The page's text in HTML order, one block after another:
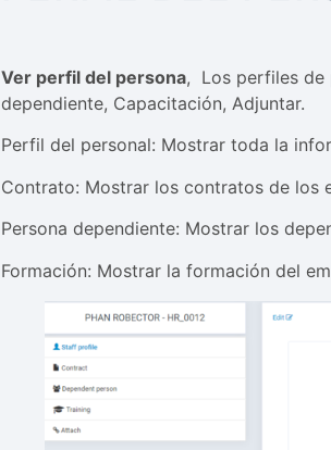
Ver perfil del persona, Los perfiles de
dependiente, Capacitación, Adjuntar.
Perfil del personal: Mostrar toda la
Contrato: Mostrar los contratos de los
Persona dependiente: Mostrar los
Formación: Mostrar la formación del